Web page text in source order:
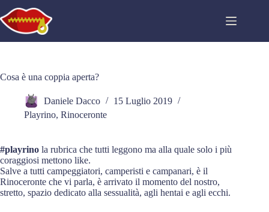
al
contenuto
Cosa è una coppia aperta?
Daniele Dacco
15 Luglio 2019
Playrino, Rinoceronte
#playrino la rubrica che tutti leggono ma alla quale solo i più
coraggiosi mettono like.
Salve a tutti campeggiatori, camperisti e campanari, è il
Rinoceronte che vi parla, è arrivato il momento del nostro,
stretto, spazio dedicato alla sessualità, agli hentai e agli ecchi.